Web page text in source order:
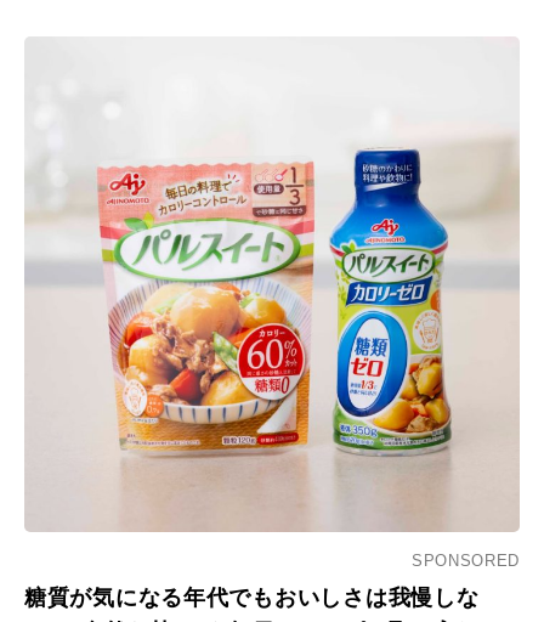
SPONSORED
糖質が気になる年代でもおいしさは我慢しな